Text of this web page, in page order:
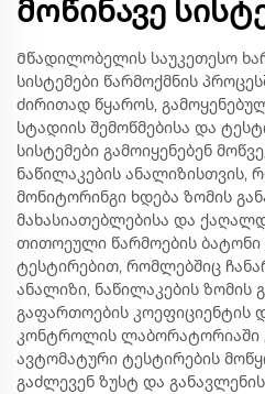
მოწინავე
Მწადილობელის საუკეთესო
სისტემები წარმოქმნის
ძირითად წყაროს,
სტადიის შემოწმებისა და
სისტემები გამოიყენებენ
ნაწილაკების ანალიზისთვის,
მონიტორინგი ხდება ზომის
მახასიათებლებისა და
თითოეული წარმოების
ტესტირებით, რომლებშიც
ანალიზი, ნაწილაკების ზომის
გაფართოების კოეფიციენტის
კონტროლის ლაბორატორიაში
ავტომატური ტესტირების
გაძლევენ ზუსტ და